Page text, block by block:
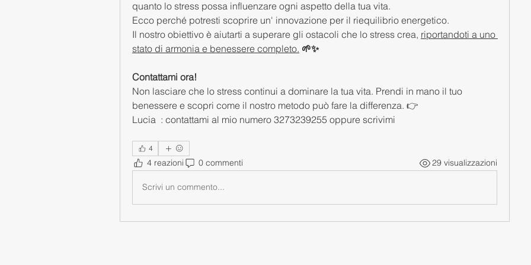
quanto lo stress possa influenzare ogni aspetto della tua vita.
Ecco perché potresti scoprire un' innovazione per il riequilibrio energetico.
Il nostro obiettivo è aiutarti a superare gli ostacoli che lo stress crea, riportandoti a uno
stato di armonia e benessere completo. 🌱✨
Contattami ora!
Non lasciare che lo stress continui a dominare la tua vita. Prendi in mano il tuo
benessere e scopri come il nostro metodo può fare la differenza. 👉
Lucia  : contattami al mio numero 3273239255 oppure scrivimi
4
4 reazioni 0 commenti 29 visualizzazioni
Scrivi un commento...